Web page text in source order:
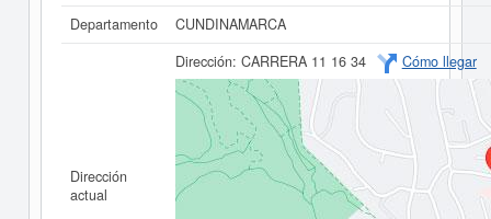
Departamento
CUNDINAMARCA
Dirección
actual
Dirección: CARRERA 11 16 34 Cómo llegar